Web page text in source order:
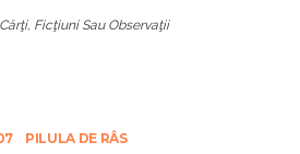
Ficţiuni Sau Observaţii
PILULA DE RÂS